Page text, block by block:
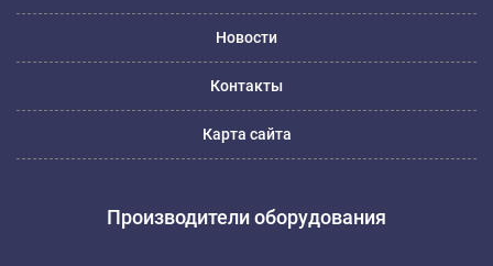
Новости
Контакты
Карта сайта
Производители оборудования